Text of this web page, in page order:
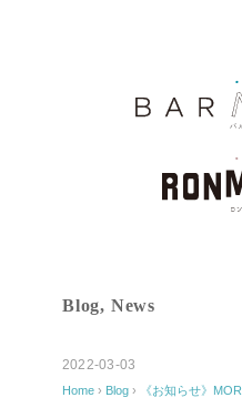
Blog, News
2022-03-03
Home › Blog › 《お知らせ》